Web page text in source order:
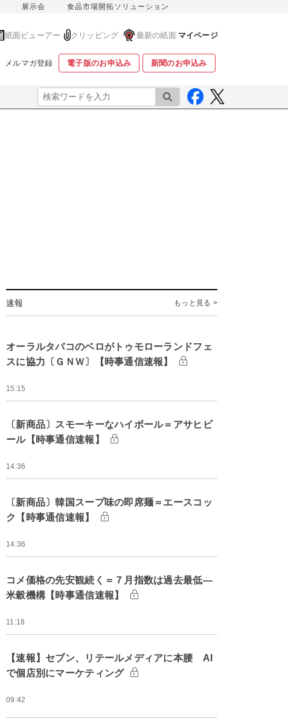
展示会 食品市場開拓ソリューション
紙面ビューアー クリッピング 最新の紙面 マイページ
メルマガ登録 電子版のお申込み 新聞のお申込み
検索
速報 もっと見る >
オーラルタバコのベロがトゥモローランドフェ
スに協力〔ＧＮＷ〕【時事通信速報】
15:15
〔新商品〕スモーキーなハイボール＝アサヒビ
ール【時事通信速報】
14:36
〔新商品〕韓国スープ味の即席麺＝エースコッ
ク【時事通信速報】
14:36
コメ価格の先安観続く＝７月指数は過去最低―
米穀機構【時事通信速報】
11:18
【速報】セブン、リテールメディアに本腰 AI
で個店別にマーケティング
09:42